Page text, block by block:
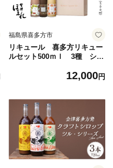
福島県喜多方市
リキュール 喜多方リキュー
ルセット500ｍｌ 3種 ショ
１本（計３本） 飲み比べ
208-0464】
12,000円